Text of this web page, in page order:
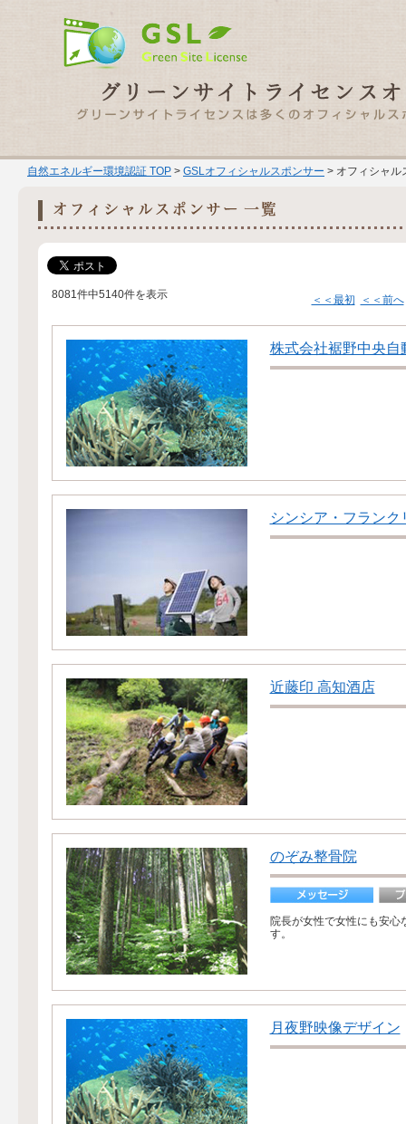
自然エネルギー環境認証 TOP > GSLオフィシャルスポンサー > オフィシャル
8081件中5140件を表示 ＜＜最初 ＜＜前へ
株式会社裾野中央自
シンシア・フランク
近藤印 高知酒店
のぞみ整骨院
院長が女性で女性にも安心
す。
月夜野映像デザイン